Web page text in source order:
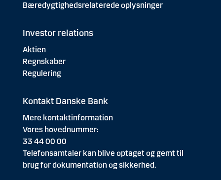
Bæredygtighedsrelaterede oplysninger
Investor relations
Aktien
Regnskaber
Regulering
Kontakt Danske Bank
Mere kontaktinformation
Vores hovednummer:
33 44 00 00
Telefonsamtaler kan blive optaget og gemt til
brug for dokumentation og sikkerhed.